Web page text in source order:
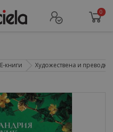
0
Е-книги Художествена и преводна